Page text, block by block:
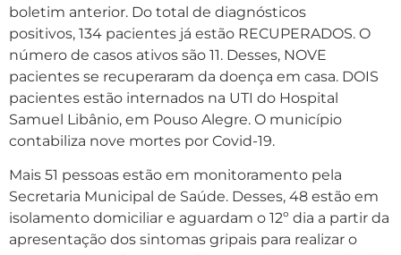
boletim anterior. Do total de diagnósticos
positivos, 134 pacientes já estão RECUPERADOS. O
número de casos ativos são 11. Desses, NOVE
pacientes se recuperaram da doença em casa. DOIS
pacientes estão internados na UTI do Hospital
Samuel Libânio, em Pouso Alegre. O município
contabiliza nove mortes por Covid-19.
Mais 51 pessoas estão em monitoramento pela
Secretaria Municipal de Saúde. Desses, 48 estão em
isolamento domiciliar e aguardam o 12º dia a partir da
apresentação dos sintomas gripais para realizar o